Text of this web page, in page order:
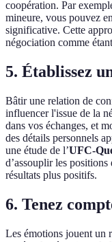
coopération. Par
mineure, vous pouvez
significative. Cette
négociation comme
5. Établissez
Bâtir une relation de
influencer l'issue de la
dans vos échanges, et
des détails personnels
une étude de l’UFC-
d’assouplir les positions
résultats plus positifs.
6. Tenez
Les émotions jouent un